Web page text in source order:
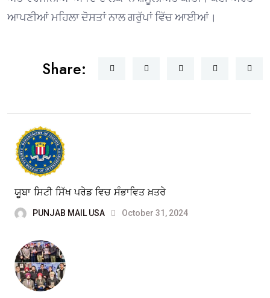
ਆਪਣੀਆਂ ਮਹਿਲਾ ਦੋਸਤਾਂ ਨਾਲ ਗਰੁੱਪਾਂ ਵਿੱਚ ਆਈਆਂ।
Share:
ਯੂਬਾ ਸਿਟੀ ਸਿੱਖ ਪਰੇਡ ਵਿਚ ਸੰਭਾਵਿਤ ਖ਼ਤਰੇ
PUNJAB MAIL USA October 31, 2024